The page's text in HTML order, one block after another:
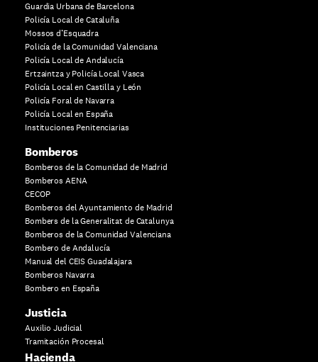
Guardia Urbana de Barcelona
Policía Local de Cataluña
Mossos d’Esquadra
Policía de la Comunidad Valenciana
Policía Local de Andalucía
Ertzaintza y Policía Local Vasca
Policía Local en Castilla y León
Policía Foral de Navarra
Policía Local en España
Instituciones Penitenciarias
Bomberos
Bomberos de la Comunidad de Madrid
Bomberos AENA
CECOP
Bomberos del Ayuntamiento de Madrid
Bombers de la Generalitat de Catalunya
Bomberos de la Comunidad Valenciana
Bombero de Andalucía
Manual del CEIS Guadalajara
Bomberos Navarra
Bombero en España
Justicia
Auxilio Judicial
Tramitación Procesal
Hacienda